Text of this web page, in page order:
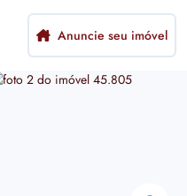
Anuncie seu imóvel